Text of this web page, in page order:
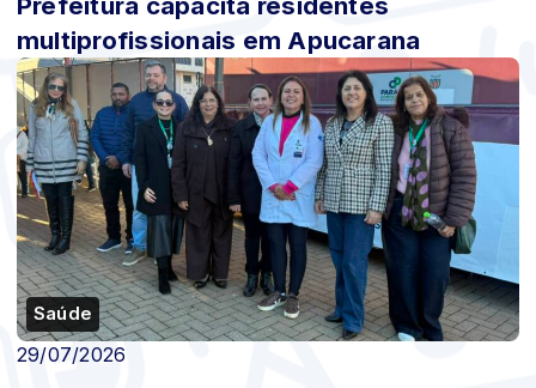
multiprofissionais em Apucarana
Saúde
29/07/2026